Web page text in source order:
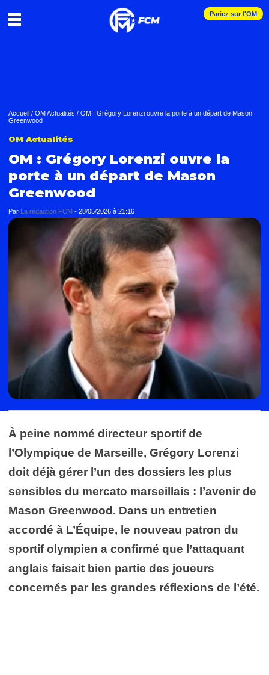
Pariez sur l'OM
Accueil / OM Actualités / OM : Grégory Lorenzi ouvre la porte à un départ de Mason
Greenwood
OM Actualités
OM : Grégory Lorenzi ouvre la
porte à un départ de Mason
Greenwood
Par La rédaction FCM - 28/05/2026 à 21:16
À peine nommé directeur sportif de
l’Olympique de Marseille, Grégory Lorenzi
doit déjà gérer l’un des dossiers les plus
sensibles du mercato marseillais : l’avenir de
Mason Greenwood. Dans un entretien
accordé à L’Équipe, le nouveau patron du
sportif olympien a confirmé que l’attaquant
anglais faisait bien partie des joueurs
concernés par les grandes réflexions de l’été.